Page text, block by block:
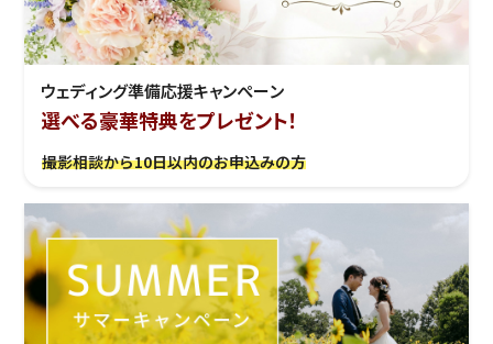
ウェディング準備応援キャンぺーン
選べる豪華特典をプレゼント！
撮影相談から10日以内のお申込みの方